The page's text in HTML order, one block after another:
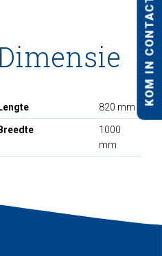
KOM IN CONTACT
Lengte 820 mm
Breedte
1000
mm